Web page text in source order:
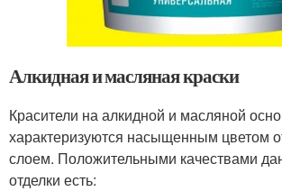
Алкидная и масляная краски
Красители на алкидной и масляной
характеризуются насыщенным цветом
слоем. Положительными качествами
отделки есть: